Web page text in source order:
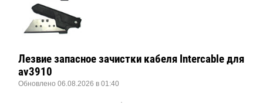
Лезвие запасное зачистки кабеля Intercable для
av3910
Обновлено 06.08.2026 в 01:40